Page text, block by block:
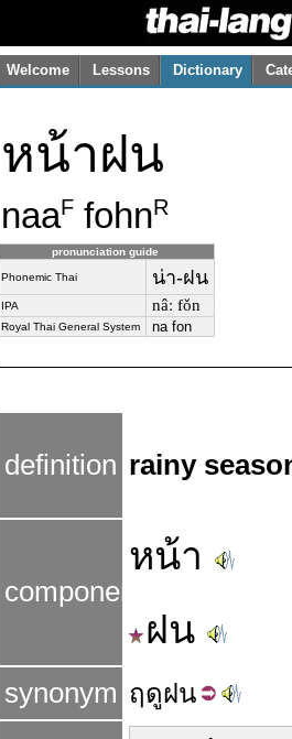
Welcome Lessons Dictionary
หน้าฝน
naaF fohnR
pronunciation guide
Phonemic Thai น่า-ฝน
IPA nâː fǒn
Royal Thai General System na fon
definition rainy
components
หน้า
ฝน
synonym ฤดูฝน